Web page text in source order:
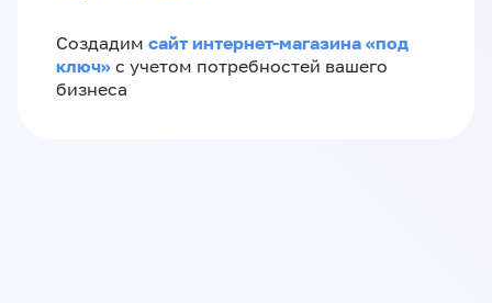
Создадим сайт интернет-магазина «под
ключ» с учетом потребностей вашего
бизнеса